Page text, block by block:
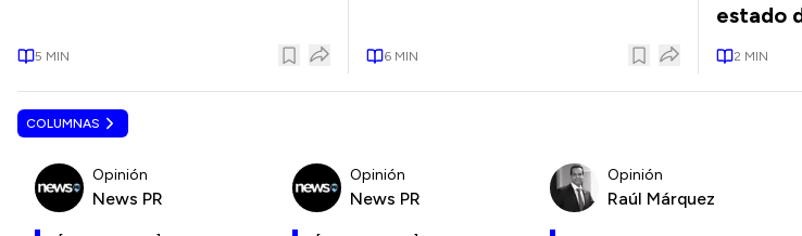
5 MIN 6 MIN
estado
2 MIN
COLUMNAS
Opinión
News PR
Opinión
News PR
Opinión
Raúl Márquez